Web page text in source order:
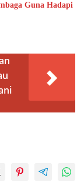
Guna Hadapi